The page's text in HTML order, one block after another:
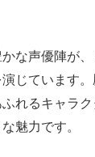
な声優陣が
じています
れるキャラ
魅力です。